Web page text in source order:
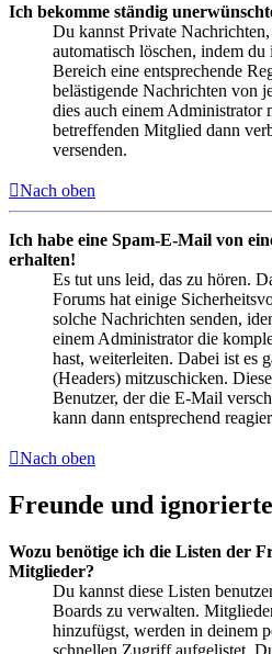
Ich bekomme ständig
Du kannst Private
automatisch löschen, indem
Bereich eine entsprechende
belästigende Nachrichten von
dies auch einem Administrator
betreffenden Mitglied dann
versenden.
Nach oben
Ich habe eine Spam-E-Mail von
erhalten!
Es tut uns leid, das zu hören.
Forums hat einige
solche Nachrichten senden,
einem Administrator die
hast, weiterleiten. Dabei ist es
(Headers) mitzuschicken.
Benutzer, der die E-Mail
kann dann entsprechend
Nach oben
Freunde und
Wozu benötige ich die Listen der
Mitglieder?
Du kannst diese Listen
Boards zu verwalten.
hinzufügst, werden in deinem